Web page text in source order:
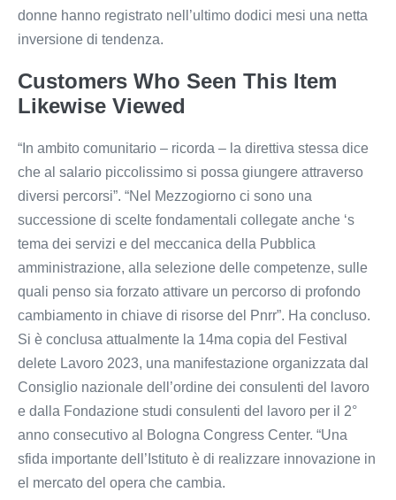
donne hanno registrato nell’ultimo dodici mesi una netta
inversione di tendenza.
Customers Who Seen This Item
Likewise Viewed
“In ambito comunitario – ricorda – la direttiva stessa dice
che al salario piccolissimo si possa giungere attraverso
diversi percorsi”. “Nel Mezzogiorno ci sono una
successione di scelte fondamentali collegate anche ‘s
tema dei servizi e del meccanica della Pubblica
amministrazione, alla selezione delle competenze, sulle
quali penso sia forzato attivare un percorso di profondo
cambiamento in chiave di risorse del Pnrr”. Ha concluso.
Si è conclusa attualmente la 14ma copia del Festival
delete Lavoro 2023, una manifestazione organizzata dal
Consiglio nazionale dell’ordine dei consulenti del lavoro
e dalla Fondazione studi consulenti del lavoro per il 2°
anno consecutivo al Bologna Congress Center. “Una
sfida importante dell’Istituto è di realizzare innovazione in
el mercato del opera che cambia.